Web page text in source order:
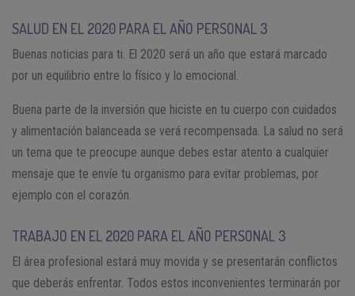
SALUD EN EL 2020 PARA EL AÑO PERSONAL 3
Buenas noticias para ti. El 2020 será un año que estará marcado
por un equilibrio entre lo físico y lo emocional.
Buena parte de la inversión que hiciste en tu cuerpo con cuidados
y alimentación balanceada se verá recompensada. La salud no será
un tema que te preocupe aunque debes estar atento a cualquier
mensaje que te envíe tu organismo para evitar problemas, por
ejemplo con el corazón.
TRABAJO EN EL 2020 PARA EL AÑO PERSONAL 3
El área profesional estará muy movida y se presentarán conflictos
que deberás enfrentar. Todos estos inconvenientes terminarán por